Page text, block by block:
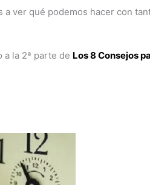
a ver qué podemos hacer con
a la 2ª parte de Los 8 Consejos